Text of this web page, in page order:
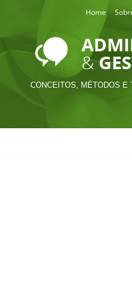
Home
CONCEITOS, MÉTODOS E